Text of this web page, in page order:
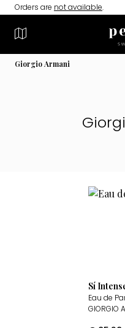
Orders are not available.
Giorgio Armani
Sí
Eau de
GIORGIO